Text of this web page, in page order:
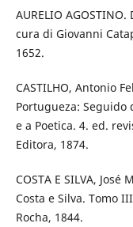
AURELIO
cura di Giovanni
1652.
CASTILHO, Antonio
Portugueza: Seguido
e a Poetica. 4. ed.
Editora, 1874.
COSTA E SILVA,
Costa e Silva. Tomo
Rocha, 1844.